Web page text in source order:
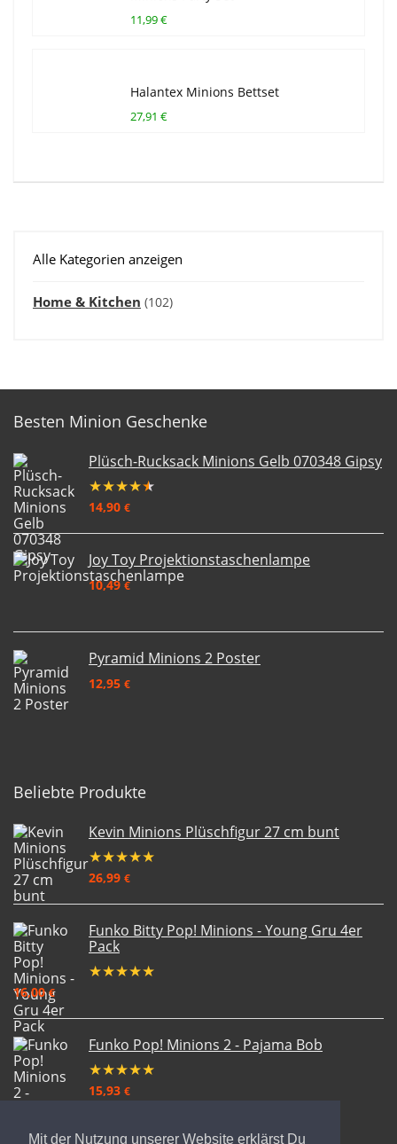
Mit der Nutzung unserer Website erklärst Du
11,99 €
Halantex Minions Bettset
27,91 €
Alle Kategorien anzeigen
Home & Kitchen (102)
Besten Minion Geschenke
Plüsch-Rucksack Minions Gelb 070348 Gipsy
★★★★★
14,90 €
Joy Toy Projektionstaschenlampe
10,49€
Pyramid Minions 2 Poster
12,95 €
Beliebte Produkte
Kevin Minions Plüschfigur 27 cm bunt
★★★★★
26,99 €
Funko Bitty Pop! Minions - Young Gru 4er
Pack
★★★★★
16,00€
Funko Pop! Minions 2 - Pajama Bob
★★★★★
15,93 €